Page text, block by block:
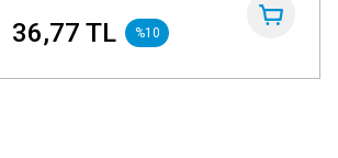
36,77 TL %10